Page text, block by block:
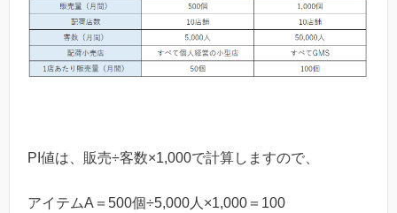
PI値は、販売÷客数×1,000で計算しますので、
アイテムA＝500個÷5,000人×1,000＝100